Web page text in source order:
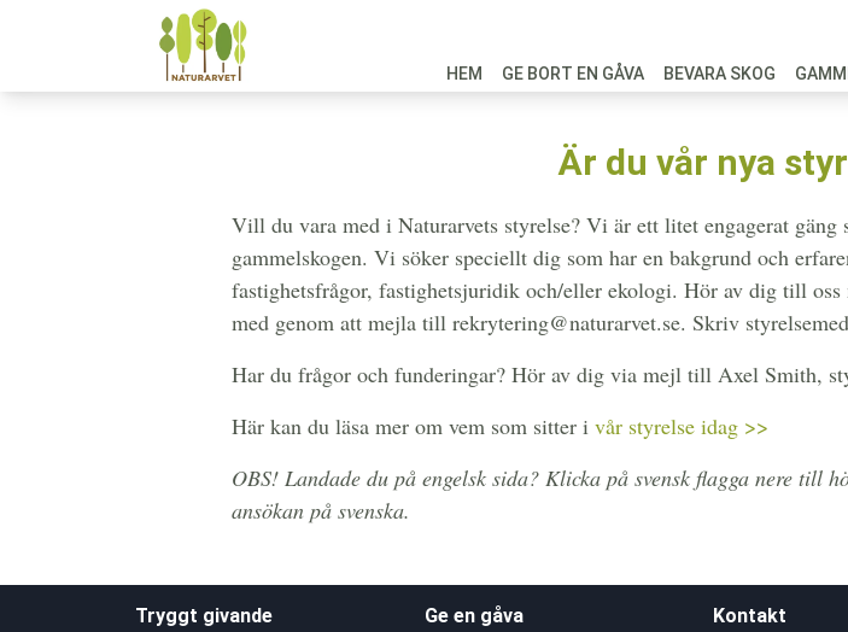
HEM GE BORT EN GÅVA BEVARA SKOG
Är du vår nya
Vill du vara med i Naturarvets styrelse? Vi är ett litet engagerat
gammelskogen. Vi söker speciellt dig som har en bakgrund och
fastighetsfrågor, fastighetsjuridik och/eller ekologi. Hör av dig till
med genom att mejla till rekrytering@naturarvet.se. Skriv
Har du frågor och funderingar? Hör av dig via mejl till Axel Smith,
Här kan du läsa mer om vem som sitter i vår styrelse idag >>
OBS! Landade du på engelsk sida? Klicka på svensk flagga nere till
ansökan på svenska.
Tryggt givande Ge en gåva Kontakt